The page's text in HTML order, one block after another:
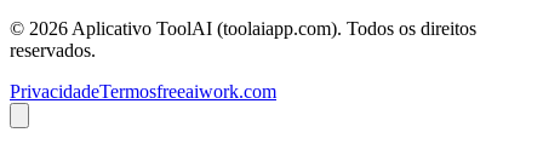
© 2026 Aplicativo ToolAI (toolaiapp.com). Todos os direitos
reservados.
PrivacidadeTermosfreeaiwork.com